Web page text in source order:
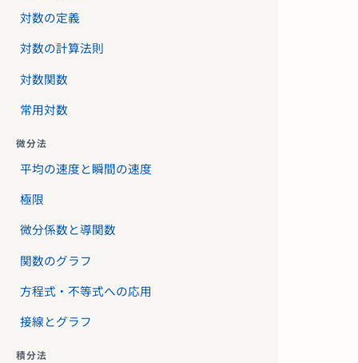
対数の定義
対数の計算法則
対数関数
常用対数
微分法
平均の速度と瞬間の速度
極限
微分係数と導関数
関数のグラフ
方程式・不等式への応用
接線とグラフ
積分法